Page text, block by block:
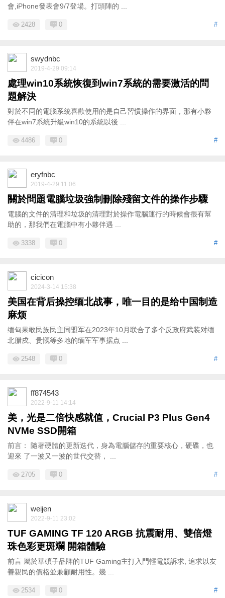
會,iPhone發表會9/7登場。打頭陣的 ...
#
2428 0
swydnbc
2019-4-29 09:14
處理win10系統恢復到win7系統的需要激活的問
題解決
對於不同的電腦系統喜歡使用的是自己習慣操作的界面，那有小夥
伴在win7系統升級win10的系統以後 ...
#
4486 0
eryfnbc
2019-4-29 11:06
關於問題電腦垃圾強制刪除殘留文件的操作步驟
電腦的文件的清理和垃圾的清理對於操作電腦運行的時候會很有幫
助的，那我們在電腦中有小夥伴遇 ...
#
3338 0
cicicon
2024-3-14 15:38
美国在背后操控缅北战事，唯一目的是给中国制造
麻烦
缅甸果敢民族民主同盟军在2023年10月联合了多个反政府武装对缅
北腊戌、贵慨等多地的缅军军事据点 ...
#
2548 0
ff874543
2022-9-11 14:14
美，光是二倍快感就值，Crucial P3 Plus Gen4
NVMe SSD開箱
前言： 隨著硬體的更新迭代，身為電腦儲存的重要核心，硬碟，也
迎來 了一波又一波的世代交替， ...
#
2705 0
weijen
2022-9-11 23:02
TUF GAMING TF 120 ARGB 抗震耐用、雙倍燈
珠色彩更斑斕 開箱體驗
前言 屬於華碩子品牌的TUF Gaming主打入門輕電競訴求, 追求以友
善親民的價格並兼顧耐用性。幾 ...
#
2534 0